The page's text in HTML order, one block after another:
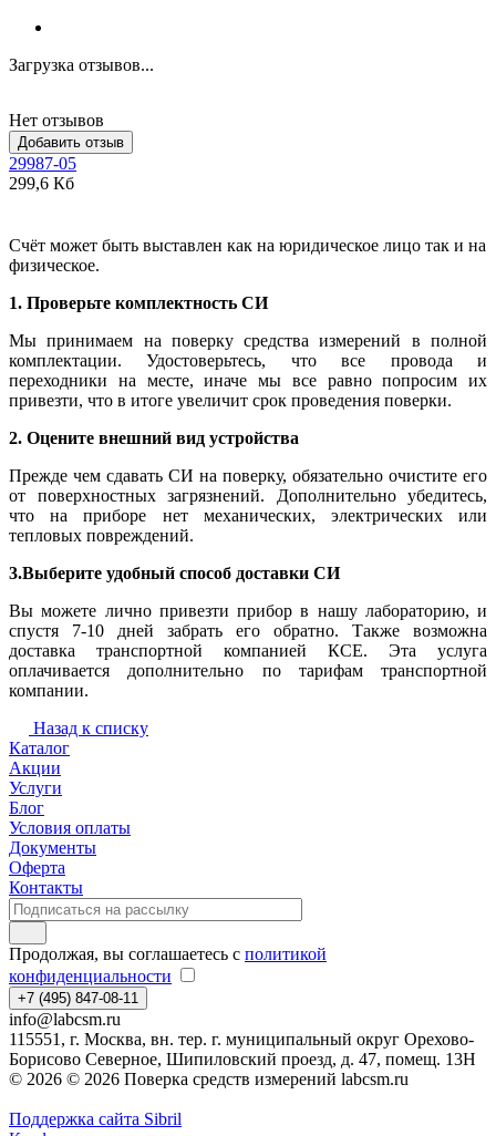
Загрузка отзывов...
Нет отзывов
Добавить отзыв
29987-05
299,6 Кб
Счёт может быть выставлен как на юридическое лицо так и на
физическое.
1. Проверьте комплектность СИ
Мы принимаем на поверку средства измерений в полной
комплектации. Удостоверьтесь, что все провода и
переходники на месте, иначе мы все равно попросим их
привезти, что в итоге увеличит срок проведения поверки.
2. Оцените внешний вид устройства
Прежде чем сдавать СИ на поверку, обязательно очистите его
от поверхностных загрязнений. Дополнительно убедитесь,
что на приборе нет механических, электрических или
тепловых повреждений.
3.Выберите удобный способ доставки СИ
Вы можете лично привезти прибор в нашу лабораторию, и
спустя 7-10 дней забрать его обратно. Также возможна
доставка транспортной компанией КСЕ. Эта услуга
оплачивается дополнительно по тарифам транспортной
компании.
Назад к списку
Каталог
Акции
Услуги
Блог
Условия оплаты
Документы
Оферта
Контакты
Продолжая, вы соглашаетесь с политикой
конфиденциальности
+7 (495) 847-08-11
info@labcsm.ru
115551, г. Москва, вн. тер. г. муниципальный округ Орехово-
Борисово Северное, Шипиловский проезд, д. 47, помещ. 13Н
© 2026 © 2026 Поверка средств измерений labcsm.ru
Поддержка сайта Sibril